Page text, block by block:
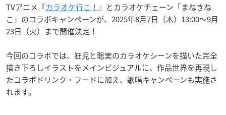
TVアニメ『カラオケ行こ！ 』とカラオケチェーン「まねきね
こ」のコラボキャンペーンが、2025年8月7日（木）13:00〜9月
23日（火）まで開催決定！
今回のコラボでは、狂児と聡実のカラオケシーンを描いた完全
描き下ろしイラストをメインビジュアルに、作品世界を再現し
たコラボドリンク・フードに加え、歌唱キャンペーンも実施さ
れます。